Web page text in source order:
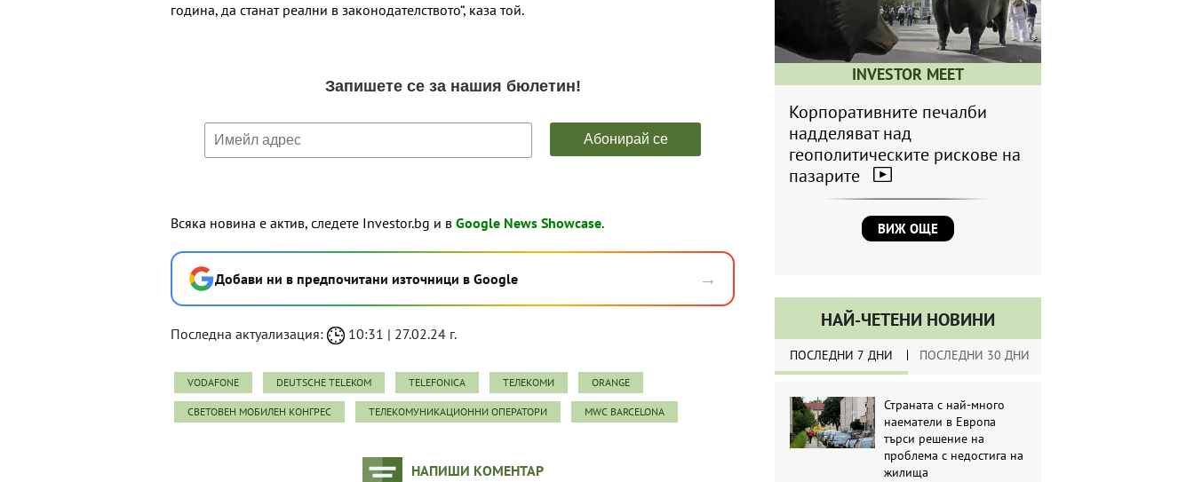
година, да станат реални в законодателството“, каза той.
Всяка новина е актив, следете Investor.bg и в Google News Showcase.
Добави ни в предпочитани източници в Google →
Последна актуализация: 10:31 | 27.02.24 г.
VODAFONE DEUTSCHE TELEKOM TELEFONICA ТЕЛЕКОМИ ORANGE
СВЕТОВЕН МОБИЛЕН КОНГРЕС ТЕЛЕКОМУНИКАЦИОННИ ОПЕРАТОРИ MWC BARCELONA
НАПИШИ КОМЕНТАР
INVESTOR MEET
Корпоративните печалби
надделяват над
геополитическите рискове на
пазарите
ВИЖ ОЩЕ
НАЙ-ЧЕТЕНИ НОВИНИ
ПОСЛЕДНИ 7 ДНИ ПОСЛЕДНИ 30 ДНИ
Страната с най-много
наематели в Европа
търси решение на
проблема с недостига на
жилища